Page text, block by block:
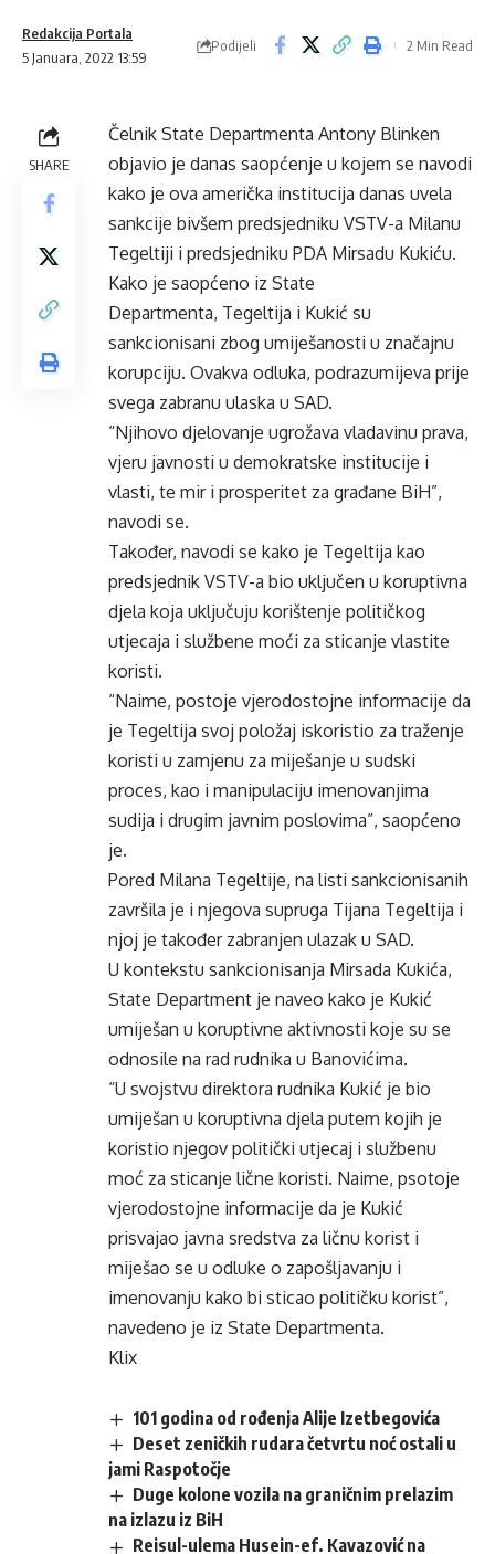
5 Januara, 2022 13:59
Redakcija Portala
Podijeli 2 Min Read
SHARE
Čelnik State Departmenta Antony Blinken
objavio je danas saopćenje u kojem se navodi
kako je ova američka institucija danas uvela
sankcije bivšem predsjedniku VSTV-a Milanu
Tegeltiji i predsjedniku PDA Mirsadu Kukiću.
Kako je saopćeno iz State
Departmenta, Tegeltija i Kukić su
sankcionisani zbog umiješanosti u značajnu
korupciju. Ovakva odluka, podrazumijeva prije
svega zabranu ulaska u SAD.
“Njihovo djelovanje ugrožava vladavinu prava,
vjeru javnosti u demokratske institucije i
vlasti, te mir i prosperitet za građane BiH”,
navodi se.
Također, navodi se kako je Tegeltija kao
predsjednik VSTV-a bio uključen u koruptivna
djela koja uključuju korištenje političkog
utjecaja i službene moći za sticanje vlastite
koristi.
“Naime, postoje vjerodostojne informacije da
je Tegeltija svoj položaj iskoristio za traženje
koristi u zamjenu za miješanje u sudski
proces, kao i manipulaciju imenovanjima
sudija i drugim javnim poslovima”, saopćeno
je.
Pored Milana Tegeltije, na listi sankcionisanih
završila je i njegova supruga Tijana Tegeltija i
njoj je također zabranjen ulazak u SAD.
U kontekstu sankcionisanja Mirsada Kukića,
State Department je naveo kako je Kukić
umiješan u koruptivne aktivnosti koje su se
odnosile na rad rudnika u Banovićima.
“U svojstvu direktora rudnika Kukić je bio
umiješan u koruptivna djela putem kojih je
koristio njegov politički utjecaj i službenu
moć za sticanje lične koristi. Naime, psotoje
vjerodostojne informacije da je Kukić
prisvajao javna sredstva za ličnu korist i
miješao se u odluke o zapošljavanju i
imenovanju kako bi sticao političku korist”,
navedeno je iz State Departmenta.
Klix
101 godina od rođenja Alije Izetbegovića
Deset zeničkih rudara četvrtu noć ostali u
jami Raspotočje
Duge kolone vozila na graničnim prelazim
na izlazu iz BiH
Reisul-ulema Husein-ef. Kavazović na